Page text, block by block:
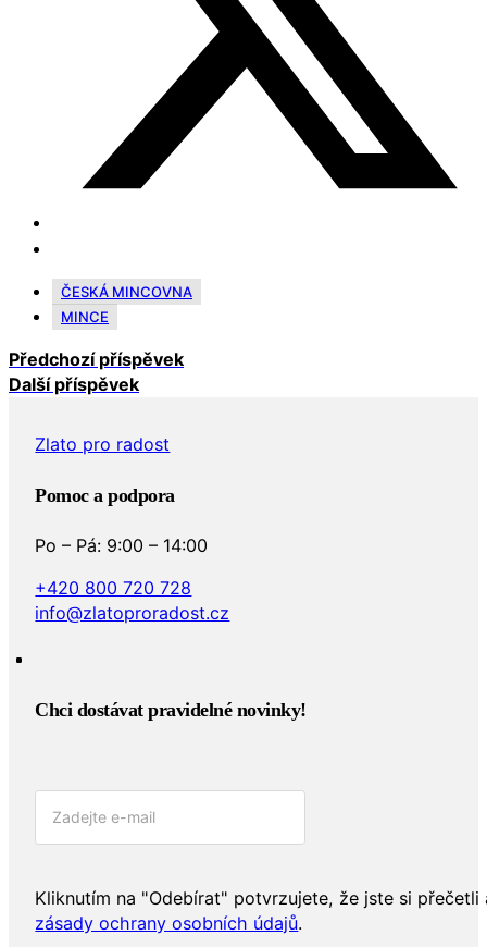
ČESKÁ MINCOVNA
MINCE
Předchozí příspěvek
Další příspěvek
Zlato pro radost
Pomoc a podpora
Po – Pá: 9:00 – 14:00
+420 800 720 728
info@zlatoproradost.cz
Chci dostávat pravidelné novinky!​
Kliknutím na "Odebírat" potvrzujete, že jste si přečetli
zásady ochrany osobních údajů.